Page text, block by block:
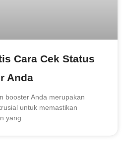
Cara Cek Status
Anda
booster Anda merupakan
untuk memastikan
yang